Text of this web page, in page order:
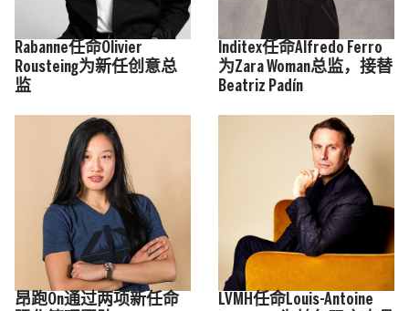
Rabanne任命Olivier
Rousteing为新任创意总
监
Inditex任命Alfredo Ferro
为Zara Woman总监，接替
Beatriz Padín
昂跑On通过两项新任命
LVMH任命Louis-Antoine